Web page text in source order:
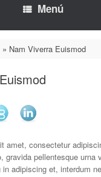
Menú
» Nam Viverra Euismod
amet, consectetur
gravida pellentesque urna
adipiscing et, interdum